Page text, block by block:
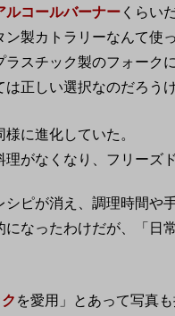
ルコールバーナー くらい
ン製カトラリーなんて使
スチック製のフォーク
は正しい選択なのだろ
に進化していた。
がなくなり、フリーズ
シピが消え、調理時間
になったわけだが、「
を愛用」とあって写真